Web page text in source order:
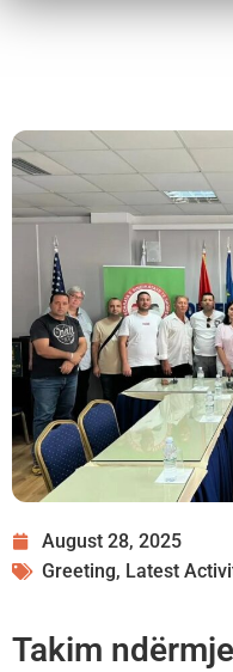
August 28, 2025
Greeting, Latest
Takim